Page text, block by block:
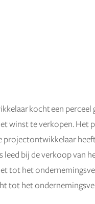
kocht een
winst te verkopen. Het
projectontwikkelaar
leed bij de verkoop van
tot het
tot het